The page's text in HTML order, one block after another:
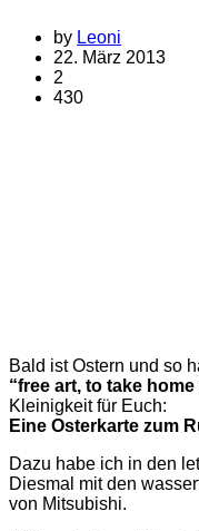
by Leoni
22. März 2013
2
430
Bald ist Ostern und so
“free art, to take
Kleinigkeit für Euch:
Eine Osterkarte zum
Dazu habe ich in den
Diesmal mit den
von Mitsubishi.